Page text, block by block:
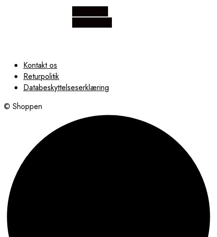
Kontakt os
Returpolitik
Databeskyttelseserklæring
© Shoppen